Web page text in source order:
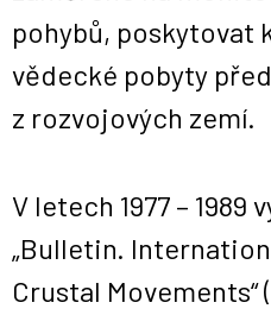
pohybů, poskytovat
vědecké pobyty
z rozvojových zemí.
V letech 1977 – 1989
„Bulletin.
Crustal Movements“